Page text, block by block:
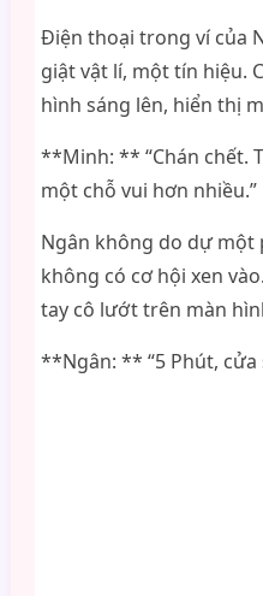
Điện thoại trong ví của
giật vật lí, một tín hiệu.
hình sáng lên, hiển thị
**Minh: ** “Chán chết.
một chỗ vui hơn nhiều.”
Ngân không do dự một
không có cơ hội xen
tay cô lướt trên màn
**Ngân: ** “5 Phút, cửa